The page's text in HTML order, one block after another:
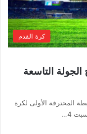
كرة القدم
الجولة التاسعة
المحترفة الأولى لكرة